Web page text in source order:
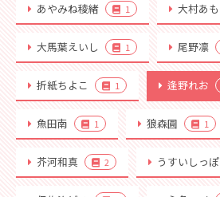
あやみね稜緒 1 大村あも
大馬葉えいし 1 尾野凛
折紙ちよこ 1 逢野れお
魚田南 1 狼森圓 1
芥河和真 2 うすいしっぽ